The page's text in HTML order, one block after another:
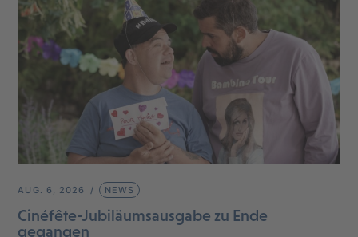
AUG. 6, 2026 NEWS
Cinéfête-Jubiläumsausgabe zu Ende
gegangen